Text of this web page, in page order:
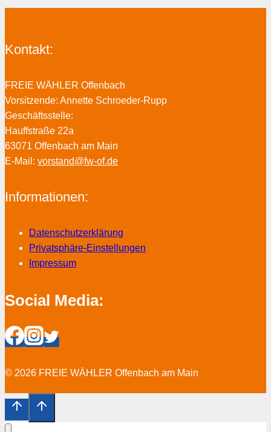
Kontakt:
FREIE WÄHLER Offenbach
Vorsitzende: Annette Schroeder-Rupp
Geschäftsstelle:
Hauffstraße 22a
63071 Offenbach am Main
E-Mail: vorstand@fw-of.de
Informationen:
Datenschutzerklärung
Privatsphäre-Einstellungen
Impressum
Social Media:
© 2026 FREIE WÄHLER Offenbach am Main